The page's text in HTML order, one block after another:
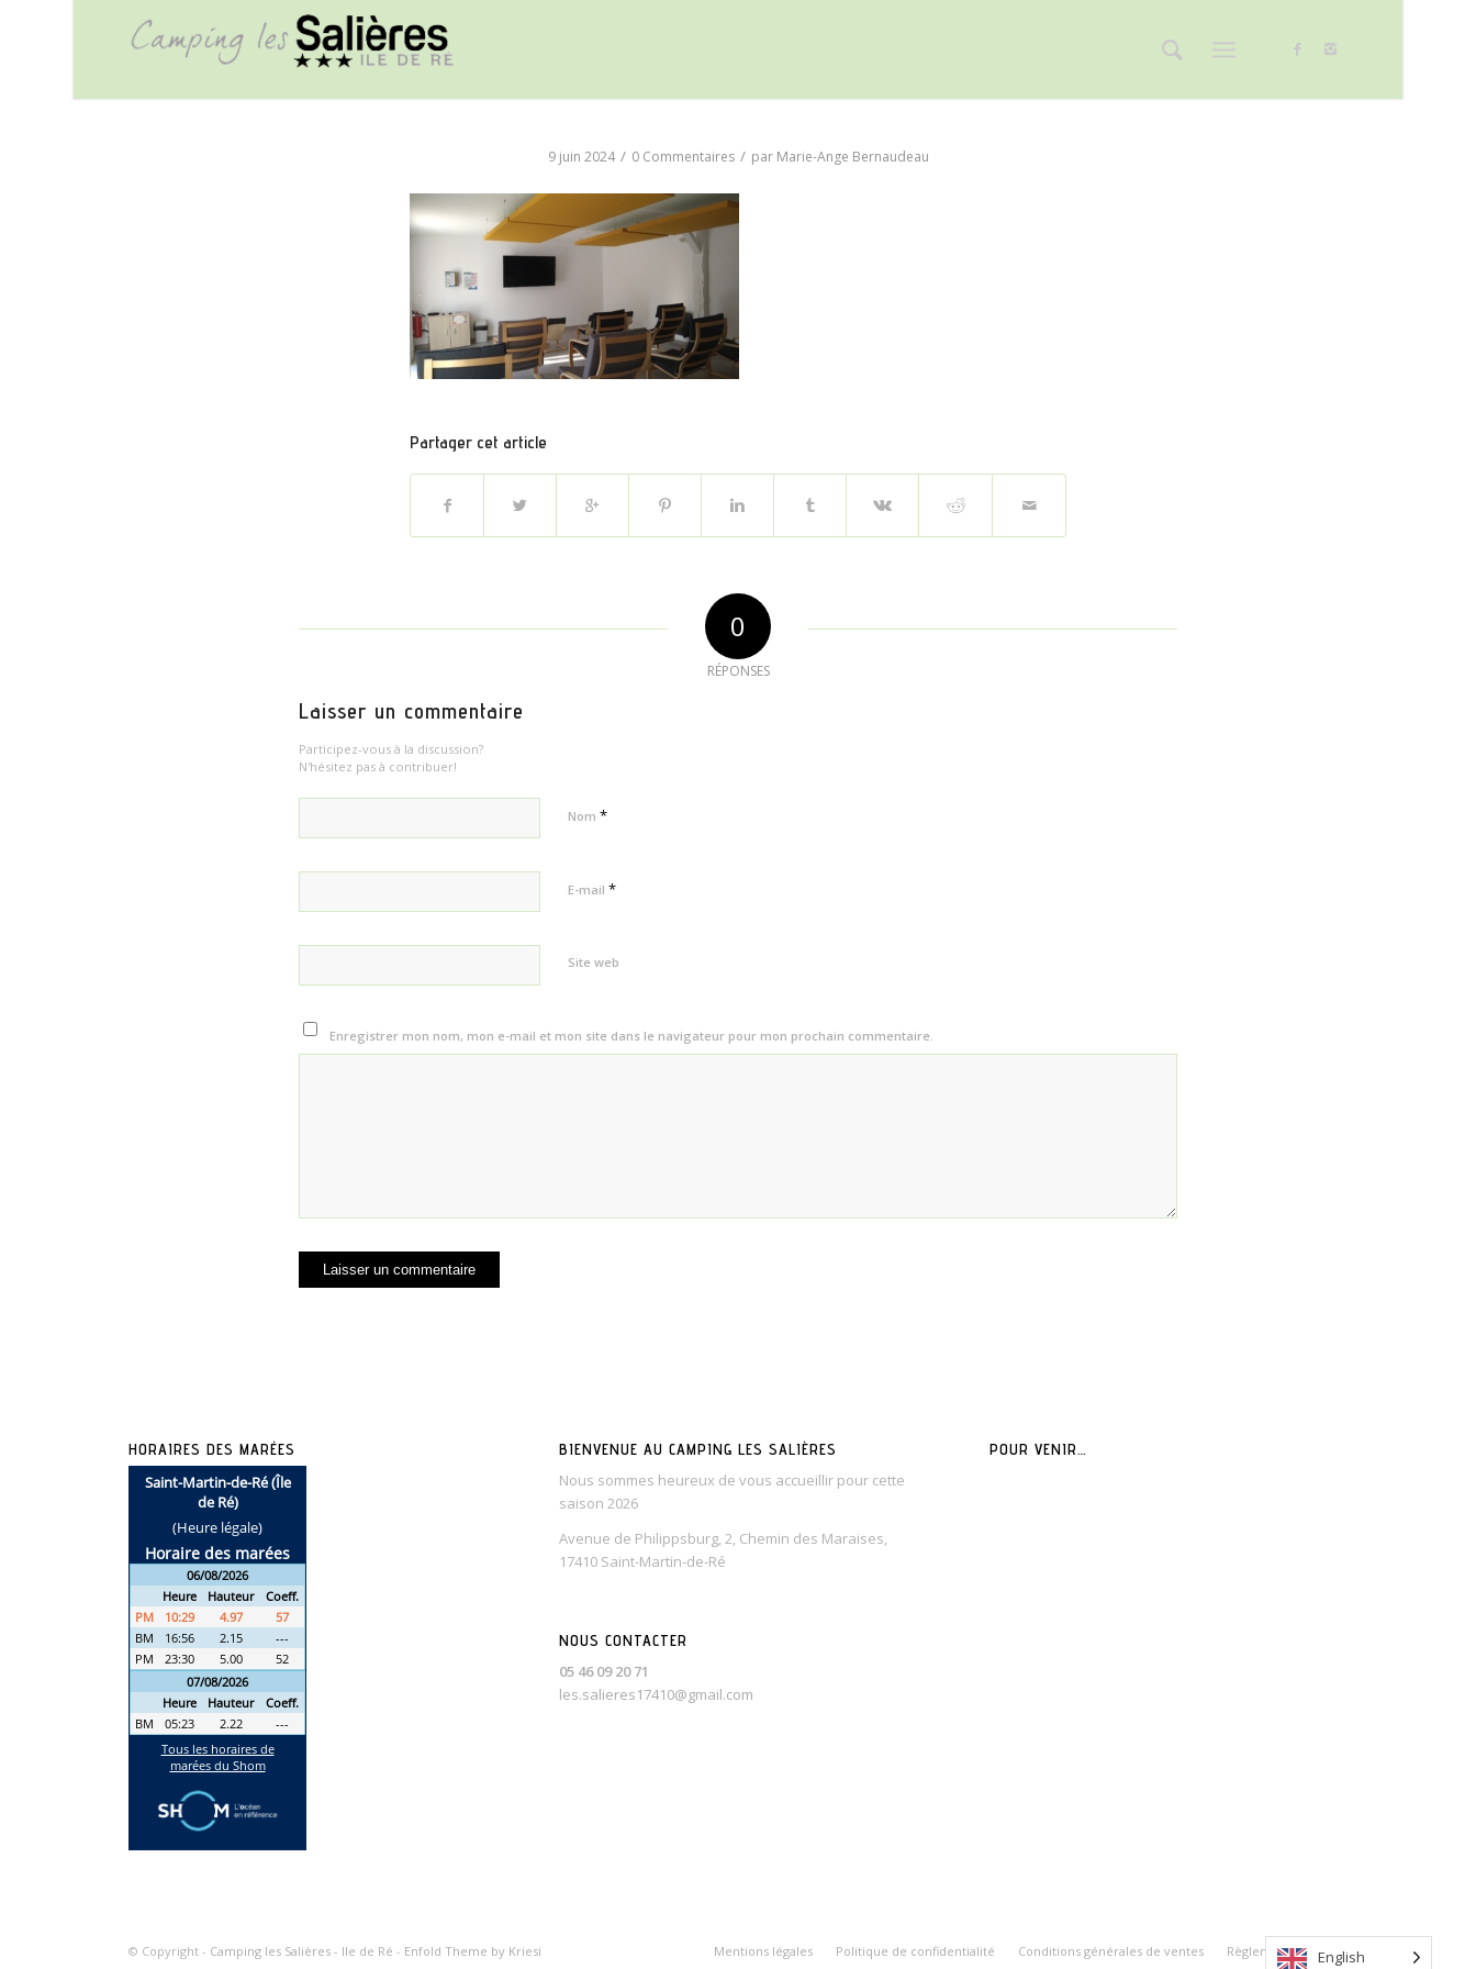
9 juin 2024 / 0 Commentaires / par Marie-Ange Bernaudeau
Partager cet article
0
RÉPONSES
Laisser un commentaire
Participez-vous à la discussion?
N'hésitez pas à contribuer!
Nom *
E-mail *
Site web
Enregistrer mon nom, mon e-mail et mon site dans le navigateur pour mon prochain commentaire.
HORAIRES DES MARÉES BIENVENUE AU CAMPING LES SALIÈRES
Nous sommes heureux de vous accueillir pour cette
saison 2026
Avenue de Philippsburg, 2, Chemin des Maraises,
17410 Saint-Martin-de-Ré
NOUS CONTACTER
05 46 09 20 71
les.salieres17410@gmail.com
POUR VENIR…
© Copyright - Camping les Salières - Ile de Ré - Enfold Theme by Kriesi Mentions légales Politique de confidentialité Conditions générales de ventes Règlement intérieur
English